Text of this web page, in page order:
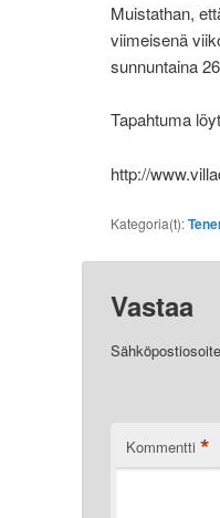
Muistathan,
viimeisenä
sunnuntaina
Tapahtuma
http://
Kategoria(t):
Vastaa
Kommentti *